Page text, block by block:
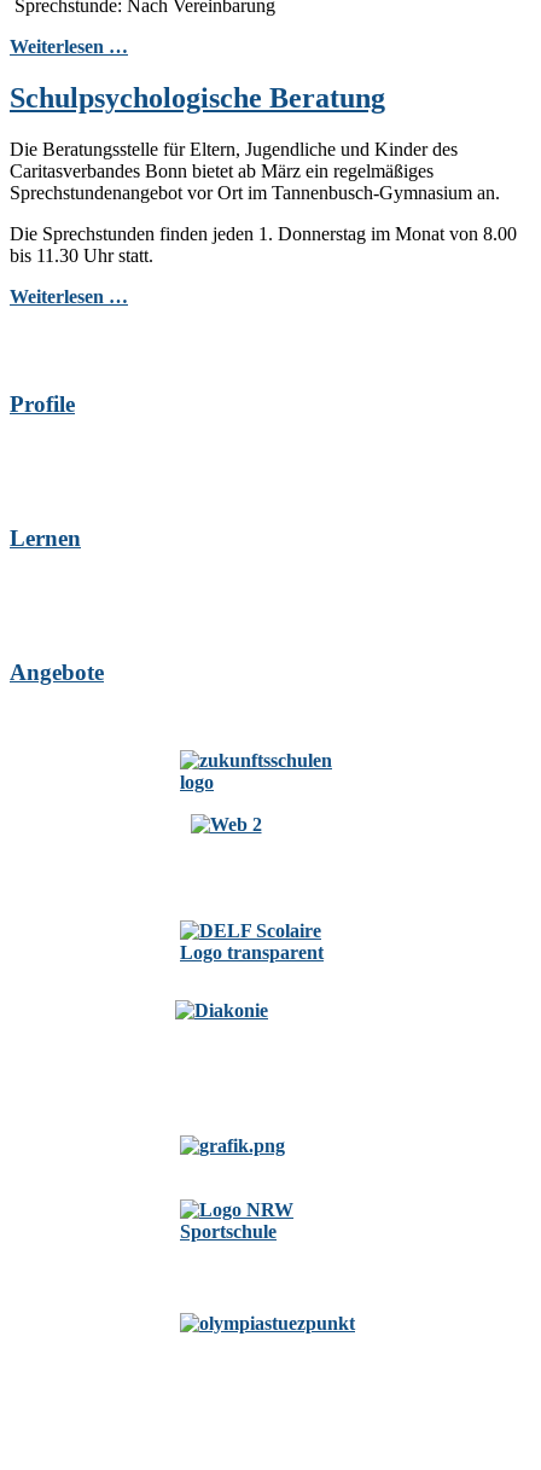
Sprechstunde: Nach Vereinbarung
Weiterlesen …
Schulpsychologische Beratung
Die Beratungsstelle für Eltern, Jugendliche und Kinder des
Caritasverbandes Bonn bietet ab März ein regelmäßiges
Sprechstundenangebot vor Ort im Tannenbusch-Gymnasium an.
Die Sprechstunden finden jeden 1. Donnerstag im Monat von 8.00
bis 11.30 Uhr statt.
Weiterlesen …
Profile
Lernen
Angebote